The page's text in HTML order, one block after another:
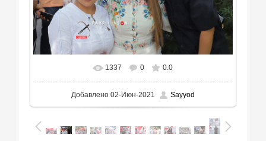
В реальном размере 1111x741
1337 0 0.0
Добавлено 02-Июн-2021 Sayyod